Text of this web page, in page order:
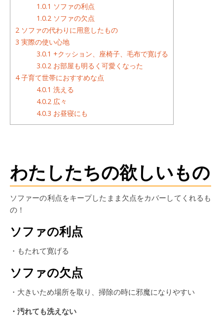
1.0.1 ソファの利点
1.0.2ソファの欠点
2 ソファの代わりに用意したもの
3 実際の使い心地
3.0.1 +クッション、座椅子、毛布で寛げる
3.0.2お部屋も明るく可愛くなった
4子育て世帯におすすめな点
4.0.1 洗える
4.0.2広々
4.0.3 お昼寝にも
わたしたちの欲しいもの
ソファーの利点をキープしたまま欠点をカバーしてくれるも
の！
ソファの利点
・もたれて寛げる
ソファの欠点
・大きいため場所を取り、掃除の時に邪魔になりやすい
・汚れても洗えない